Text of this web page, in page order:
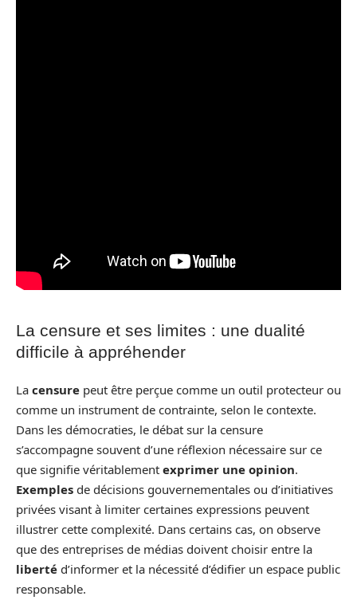
La censure et ses limites : une dualité
difficile à appréhender
La censure peut être perçue comme un outil protecteur ou
comme un instrument de contrainte, selon le contexte.
Dans les démocraties, le débat sur la censure
s’accompagne souvent d’une réflexion nécessaire sur ce
que signifie véritablement exprimer une opinion.
Exemples de décisions gouvernementales ou d’initiatives
privées visant à limiter certaines expressions peuvent
illustrer cette complexité. Dans certains cas, on observe
que des entreprises de médias doivent choisir entre la
liberté d’informer et la nécessité d’édifier un espace public
responsable.